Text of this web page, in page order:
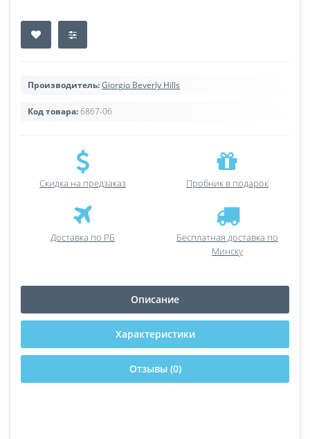
Производитель:Giorgio Beverly Hills
Код товара:6867-06
Скидка на предзаказ Пробник в подарок
Доставка по РБ
Бесплатная доставка по
Минску
Описание
Характеристики
Отзывы (0)